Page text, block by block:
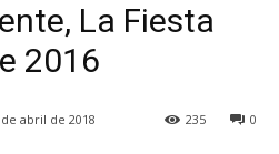
La Fiesta
2016
abril de 2018 0
235